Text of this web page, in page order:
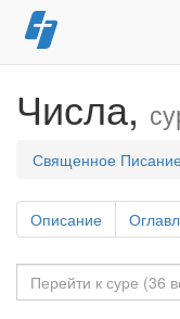
Перейти
к
Числа,
Священное
Описание